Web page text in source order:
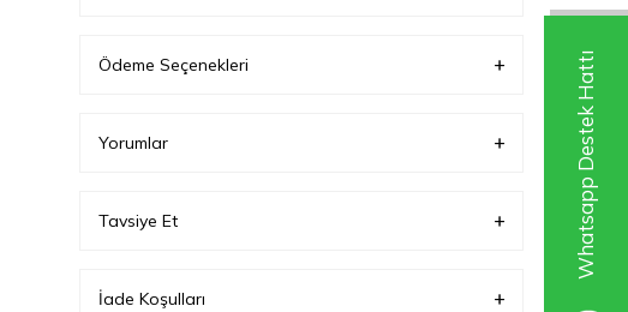
Whatsapp Destek Hattı
Garanti Bilgisi
Ödeme Seçenekleri
Yorumlar
Tavsiye Et
İade Koşulları